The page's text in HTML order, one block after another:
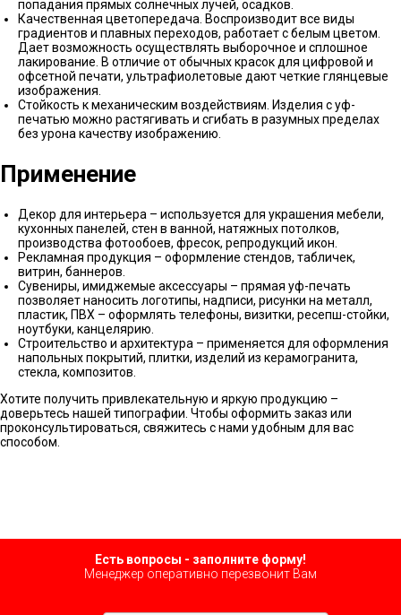
попадания прямых солнечных лучей, осадков.
Качественная цветопередача. Воспроизводит все виды
градиентов и плавных переходов, работает с белым цветом.
Дает возможность осуществлять выборочное и сплошное
лакирование. В отличие от обычных красок для цифровой и
офсетной печати, ультрафиолетовые дают четкие глянцевые
изображения.
Стойкость к механическим воздействиям. Изделия с уф-
печатью можно растягивать и сгибать в разумных пределах
без урона качеству изображению.
Применение
Декор для интерьера – используется для украшения мебели,
кухонных панелей, стен в ванной, натяжных потолков,
производства фотообоев, фресок, репродукций икон.
Рекламная продукция – оформление стендов, табличек,
витрин, баннеров.
Сувениры, имиджемые аксессуары – прямая уф-печать
позволяет наносить логотипы, надписи, рисунки на металл,
пластик, ПВХ – оформлять телефоны, визитки, ресепш-стойки,
ноутбуки, канцелярию.
Строительство и архитектура – применяется для оформления
напольных покрытий, плитки, изделий из керамогранита,
стекла, композитов.
Хотите получить привлекательную и яркую продукцию –
доверьтесь нашей типографии. Чтобы оформить заказ или
проконсультироваться, свяжитесь с нами удобным для вас
способом.
Есть вопросы - заполните форму!
Менеджер оперативно перезвонит Вам